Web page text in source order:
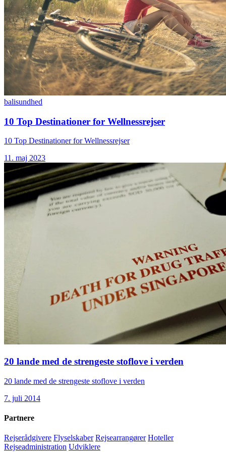
balisundhed
10 Top Destinationer for Wellnessrejser
10 Top Destinationer for Wellnessrejser
11. maj 2023
20 lande med de strengeste stoflove i verden
20 lande med de strengeste stoflove i verden
7. juli 2014
Partnere
Rejserådgivere Flyselskaber Rejsearrangører Hoteller
Rejseadministration Udviklere